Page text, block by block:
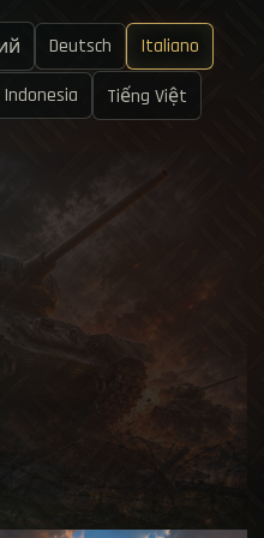
Deutsch
Italiano
Indonesia Tiếng Việt